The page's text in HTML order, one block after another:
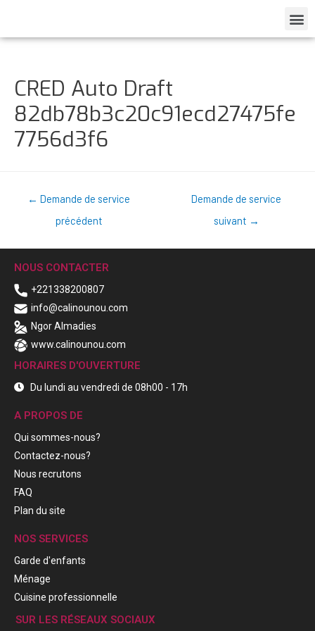
CRED Auto Draft
82db78b3c20c91ecd27475fe
7756d3f6
← Demande de service
précédent
Demande de service
suivant →
NOUS CONTACTER
+221338200807
info@calinounou.com
Ngor Almadies
www.calinounou.com
HORAIRES D'OUVERTURE
Du lundi au vendredi de 08h00 - 17h
A PROPOS DE
Qui sommes-nous?
Contactez-nous?
Nous recrutons
FAQ
Plan du site
NOS SERVICES
Garde d'enfants
Ménage
Cuisine professionnelle
SUR LES RÉSEAUX SOCIAUX